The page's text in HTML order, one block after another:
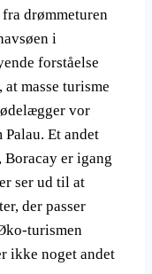
drømmeturen
i
forståelse
masse turisme
vor
Et andet
er igang
ser ud til at
der passer
turismen
ikke noget andet